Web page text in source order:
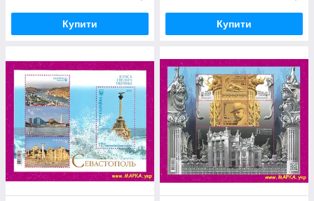
Купити Купити